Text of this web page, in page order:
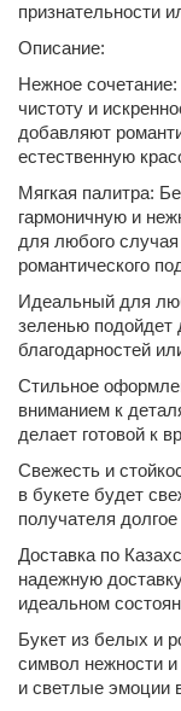
признательности
Описание:
Нежное
чистоту и
добавляют
естественную
Мягкая палитра:
гармоничную и
для любого
романтического
Идеальный для
зеленью подойдет
благодарностей
Стильное
вниманием к
делает готовой к
Свежесть и
в букете будет
получателя
Доставка по
надежную
идеальном
Букет из белых и
символ нежности и
и светлые эмоции